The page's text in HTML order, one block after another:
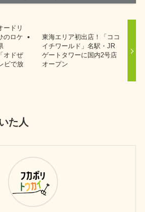
ードリ
のロケ
オドぜ
ビで放
東海エリア初出店！「ココ
イチワールド」名駅・JR
ゲートタワーに国内2号店
オープン
た人